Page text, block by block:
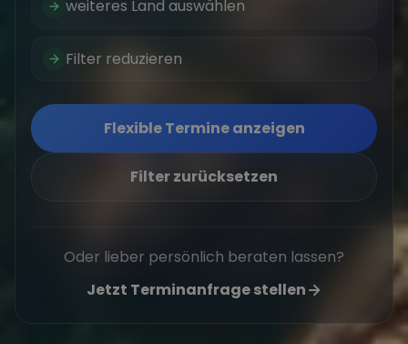
weiteres Land auswählen
Filter reduzieren
Flexible Termine anzeigen
Filter zurücksetzen
Oder lieber persönlich beraten lassen?
Jetzt Terminanfrage stellen